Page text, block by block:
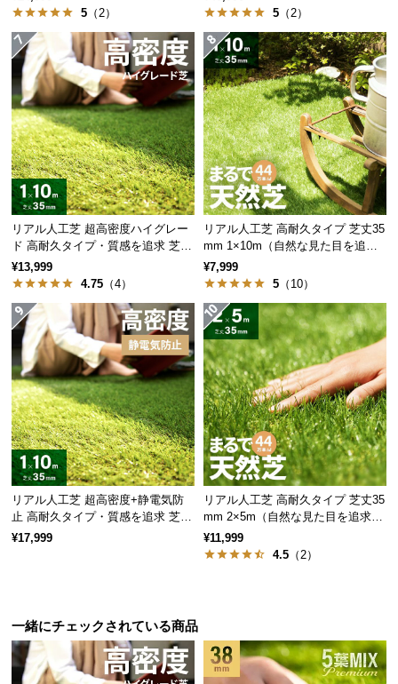
お
ポ
ー
ト
お
知
ら
グ
企
業
情
報
5 （2）
5 （2）
リアル人工芝 超高密度ハイグレー
ド 高耐久タイプ・質感を追求 芝丈
35mm 1×10m
¥13,999
4.75 （4）
リアル人工芝 高耐久タイプ 芝丈35
mm 1×10m（自然な見た目を追
求・U字ピン付属）
¥7,999
5 （10）
リアル人工芝 超高密度+静電気防
止 高耐久タイプ・質感を追求 芝丈
35mm 1×10m
¥17,999
リアル人工芝 高耐久タイプ 芝丈35
mm 2×5m（自然な見た目を追求・
U字ピン付属）
¥11,999
4.5 （2）
一緒にチェックされている商品